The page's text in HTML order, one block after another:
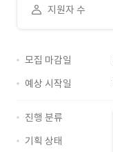
지원자 수
모집 마감일
예상 시작일
진행 분류
기획 상태